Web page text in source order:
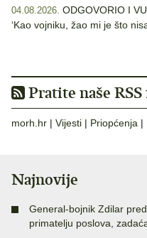
04.08.2026. ODGOVORIO I
‘Kao vojniku, žao mi je što
Pratite naše
morh.hr | Vijesti | Priopćenja |
Najnovije
General-bojnik Zdilar
primatelju poslova,